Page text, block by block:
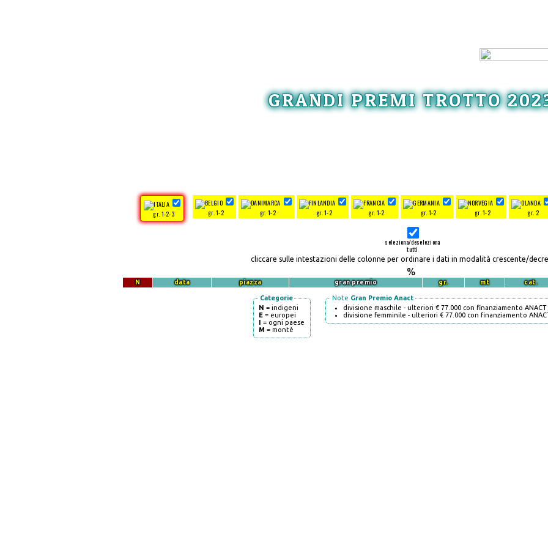
GRANDI PREMI TROTTO
gr. 1-2-3 gr. 1-2 gr. 1-2 gr. 1-2 gr. 1-2 gr. 1-2 gr. 1-2 gr. 2
seleziona/deseleziona
tutti
cliccare sulle intestazioni delle colonne per ordinare i dati in modalità crescente/
%
N data piazza gran premio gr. mt cat.
Categorie
N = indigeni
E = europei
I = ogni paese
M = montè
Note Gran Premio Anact
divisione maschile - ulteriori € 77.000 con finanziamento ANACT
divisione femminile - ulteriori € 77.000 con finanziamento